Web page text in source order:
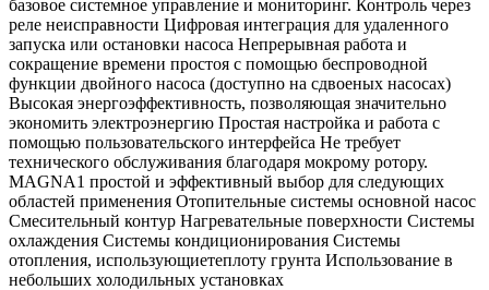
базовое системное управление и мониторинг. Контроль через
реле неисправности Цифровая интеграция для удаленного
запуска или остановки насоса Непрерывная работа и
сокращение времени простоя с помощью беспроводной
функции двойного насоса (доступно на сдвоеных насосах)
Высокая энергоэффективность, позволяющая значительно
экономить электроэнергию Простая настройка и работа с
помощью пользовательского интерфейса Не требует
технического обслуживания благодаря мокрому ротору.
MAGNA1 простой и эффективный выбор для следующих
областей применения Отопительные системы основной насос
Смесительный контур Нагревательные поверхности Системы
охлаждения Системы кондиционирования Системы
отопления, использующиетеплоту грунта Использование в
небольших холодильных установках